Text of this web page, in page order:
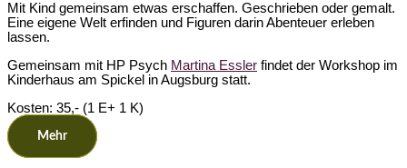
Mit Kind gemeinsam etwas erschaffen. Geschrieben oder gemalt.
Eine eigene Welt erfinden und Figuren darin Abenteuer erleben
lassen.
Gemeinsam mit HP Psych Martina Essler findet der Workshop im
Kinderhaus am Spickel in Augsburg statt.
Kosten: 35,- (1 E+ 1 K)
Mehr